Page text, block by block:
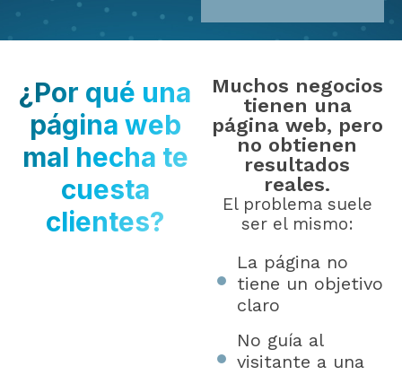
¿Por qué una
página web
mal hecha te
cuesta
clientes?
Muchos negocios
tienen una
página web, pero
no obtienen
resultados
reales.
El problema suele
ser el mismo:
La página no
tiene un objetivo
claro
No guía al
visitante a una